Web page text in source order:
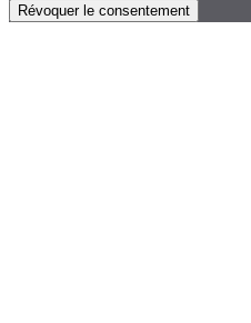
Révoquer le consentement